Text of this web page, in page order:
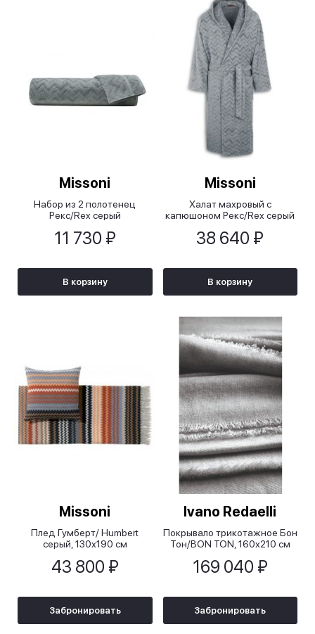
Missoni
Набор из 2 полотенец
Рекс/Rex серый
11 730 ₽
В корзину
Missoni
Халат махровый с
капюшоном Рекс/Rex серый
38 640 ₽
В корзину
Missoni
Плед Гумберт/ Humbert
серый, 130х190 см
43 800 ₽
Забронировать
Ivano Redaelli
Покрывало трикотажное Бон
Тон/BON TON, 160х210 см
169 040 ₽
Забронировать